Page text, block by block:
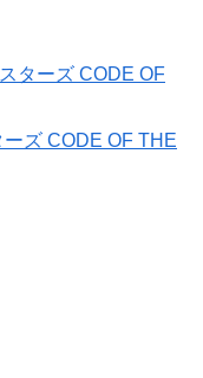
ターズ CODE OF
ズ CODE OF THE